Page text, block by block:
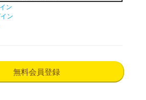
ン
ン
無料会員登録